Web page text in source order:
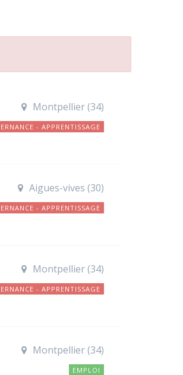
Montpellier (34)
- APPRENTISSAGE
Aigues-vives (30)
- APPRENTISSAGE
Montpellier (34)
- APPRENTISSAGE
Montpellier (34)
EMPLOI